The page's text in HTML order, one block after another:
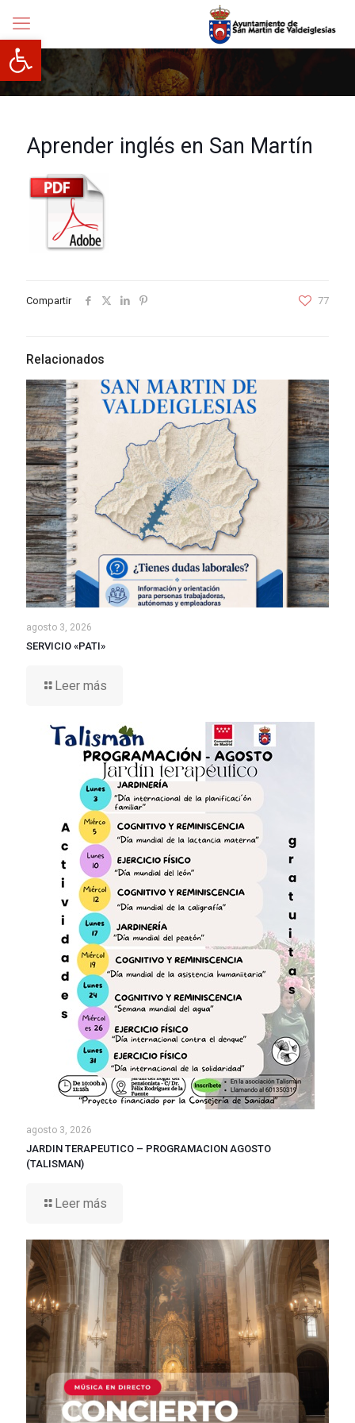
Abrir barra de herramientas
Aprender inglés en San Martín
Compartir 77
Relacionados
agosto 3, 2026
SERVICIO «PATI»
Leer más
agosto 3, 2026
JARDIN TERAPEUTICO – PROGRAMACION AGOSTO
(TALISMAN)
Leer más